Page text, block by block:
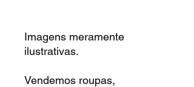
Imagens meramente
ilustrativas.
Vendemos roupas,